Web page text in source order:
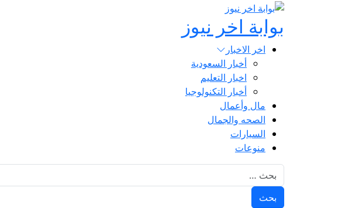
بوابة اخر نيوز
اخر الاخبار
أخبار السعودية
اخبار التعليم
أخبار التكنولوجيا
مال وأعمال
الصحه والجمال
السيارات
منوعات